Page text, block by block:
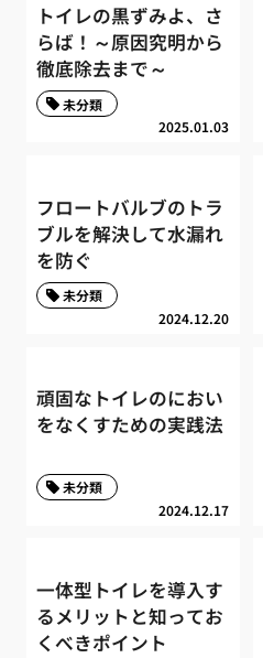
トイレの黒ずみよ、さ
らば！～原因究明から
徹底除去まで～
2025.01.03
未分類
フロートバルブのトラ
ブルを解決して水漏れ
を防ぐ
2024.12.20
未分類
頑固なトイレのにおい
をなくすための実践法
2024.12.17
未分類
一体型トイレを導入す
るメリットと知ってお
くべきポイント